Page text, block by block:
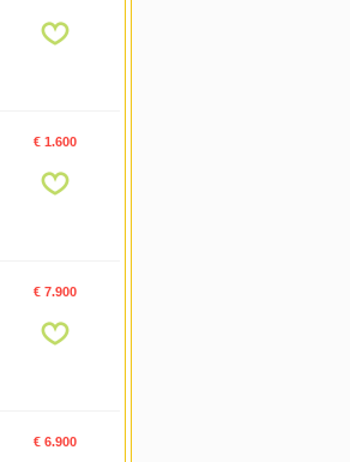
€ 1.600
€ 7.900
€ 6.900